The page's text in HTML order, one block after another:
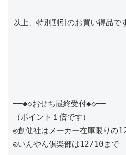
以上、特別割引のお買い得品で
──◆◇おせち最終受付◆◇──
（ポイント１倍です）
◎創健社はメーカー在庫限りの
◎いんやん倶楽部は12/10まで